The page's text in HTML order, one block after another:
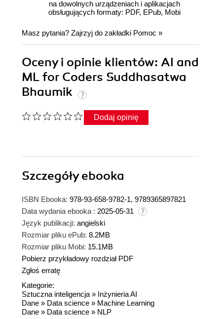
na dowolnych urządzeniach i aplikacjach
obsługujących formaty: PDF, EPub, Mobi
Masz pytania? Zajrzyj do zakładki Pomoc »
Oceny i opinie klientów: AI and
ML for Coders Suddhasatwa
Bhaumik
Dodaj opinię
Szczegółyebooka
ISBN Ebooka: 978-93-658-9782-1, 9789365897821
Data wydania ebooka : 2025-05-31
Język publikacji: angielski
Rozmiar pliku ePub: 8.2MB
Rozmiar pliku Mobi: 15.1MB
Pobierz przykładowy rozdział PDF
Zgłoś erratę
Kategorie:
Sztuczna inteligencja » Inżynieria AI
Dane » Data science » Machine Learning
Dane » Data science » NLP